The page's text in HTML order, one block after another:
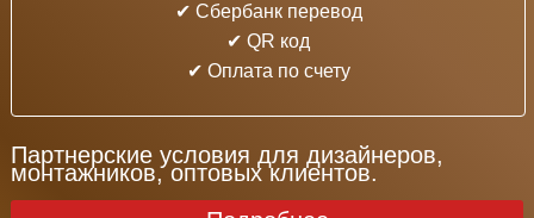
✔ Cбербанк перевод
✔ QR код
✔ Оплата по счету
Партнерские условия для дизайнеров,
монтажников, оптовых клиентов.